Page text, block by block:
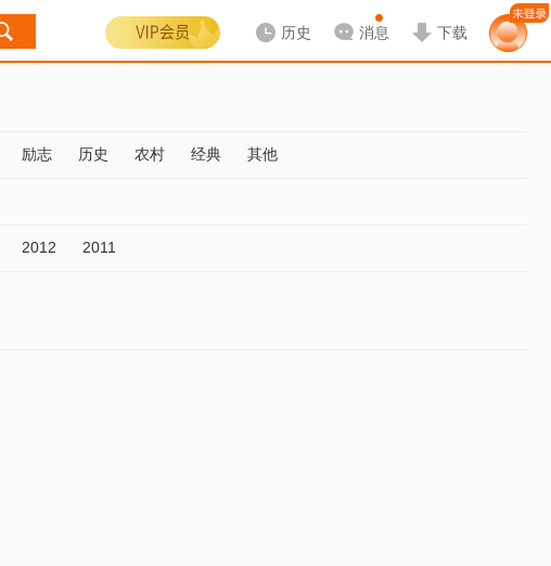
历史 消息 下载
励志 历史 农村 经典 其他
2012 2011